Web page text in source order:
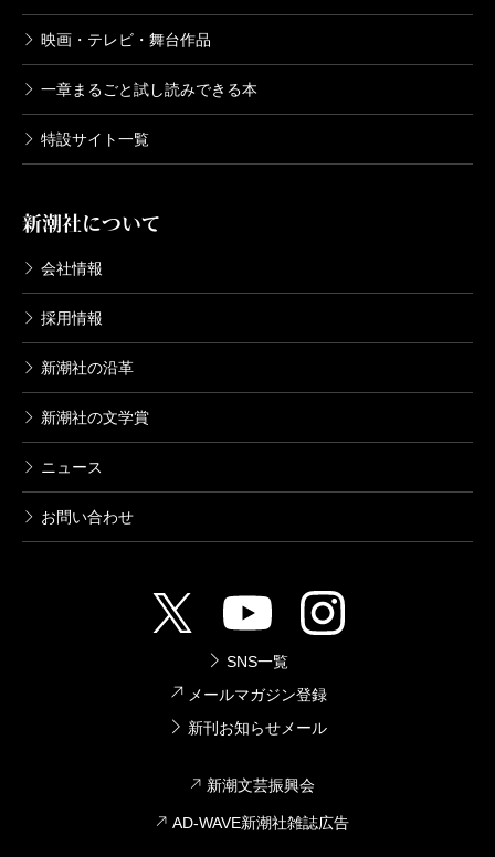
映画・テレビ・舞台作品
一章まるごと試し読みできる本
特設サイト一覧
新潮社について
会社情報
採用情報
新潮社の沿革
新潮社の文学賞
ニュース
お問い合わせ
SNS一覧
メールマガジン登録
新刊お知らせメール
新潮文芸振興会
AD-WAVE新潮社雑誌広告